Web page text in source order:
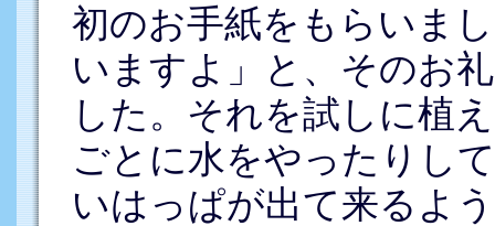
初のお手紙をもらいま
いますよ」と、そのお
した。それを試しに植
ごとに水をやったりし
いはっぱが出て来るよ